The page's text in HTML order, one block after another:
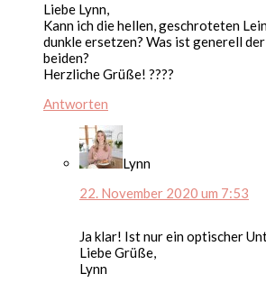
Liebe Lynn,
Kann ich die hellen, geschroteten
dunkle ersetzen? Was ist generell
beiden?
Herzliche Grüße! ????
Antworten
Lynn
22. November 2020 um 7:53
Ja klar! Ist nur ein optischer
Liebe Grüße,
Lynn